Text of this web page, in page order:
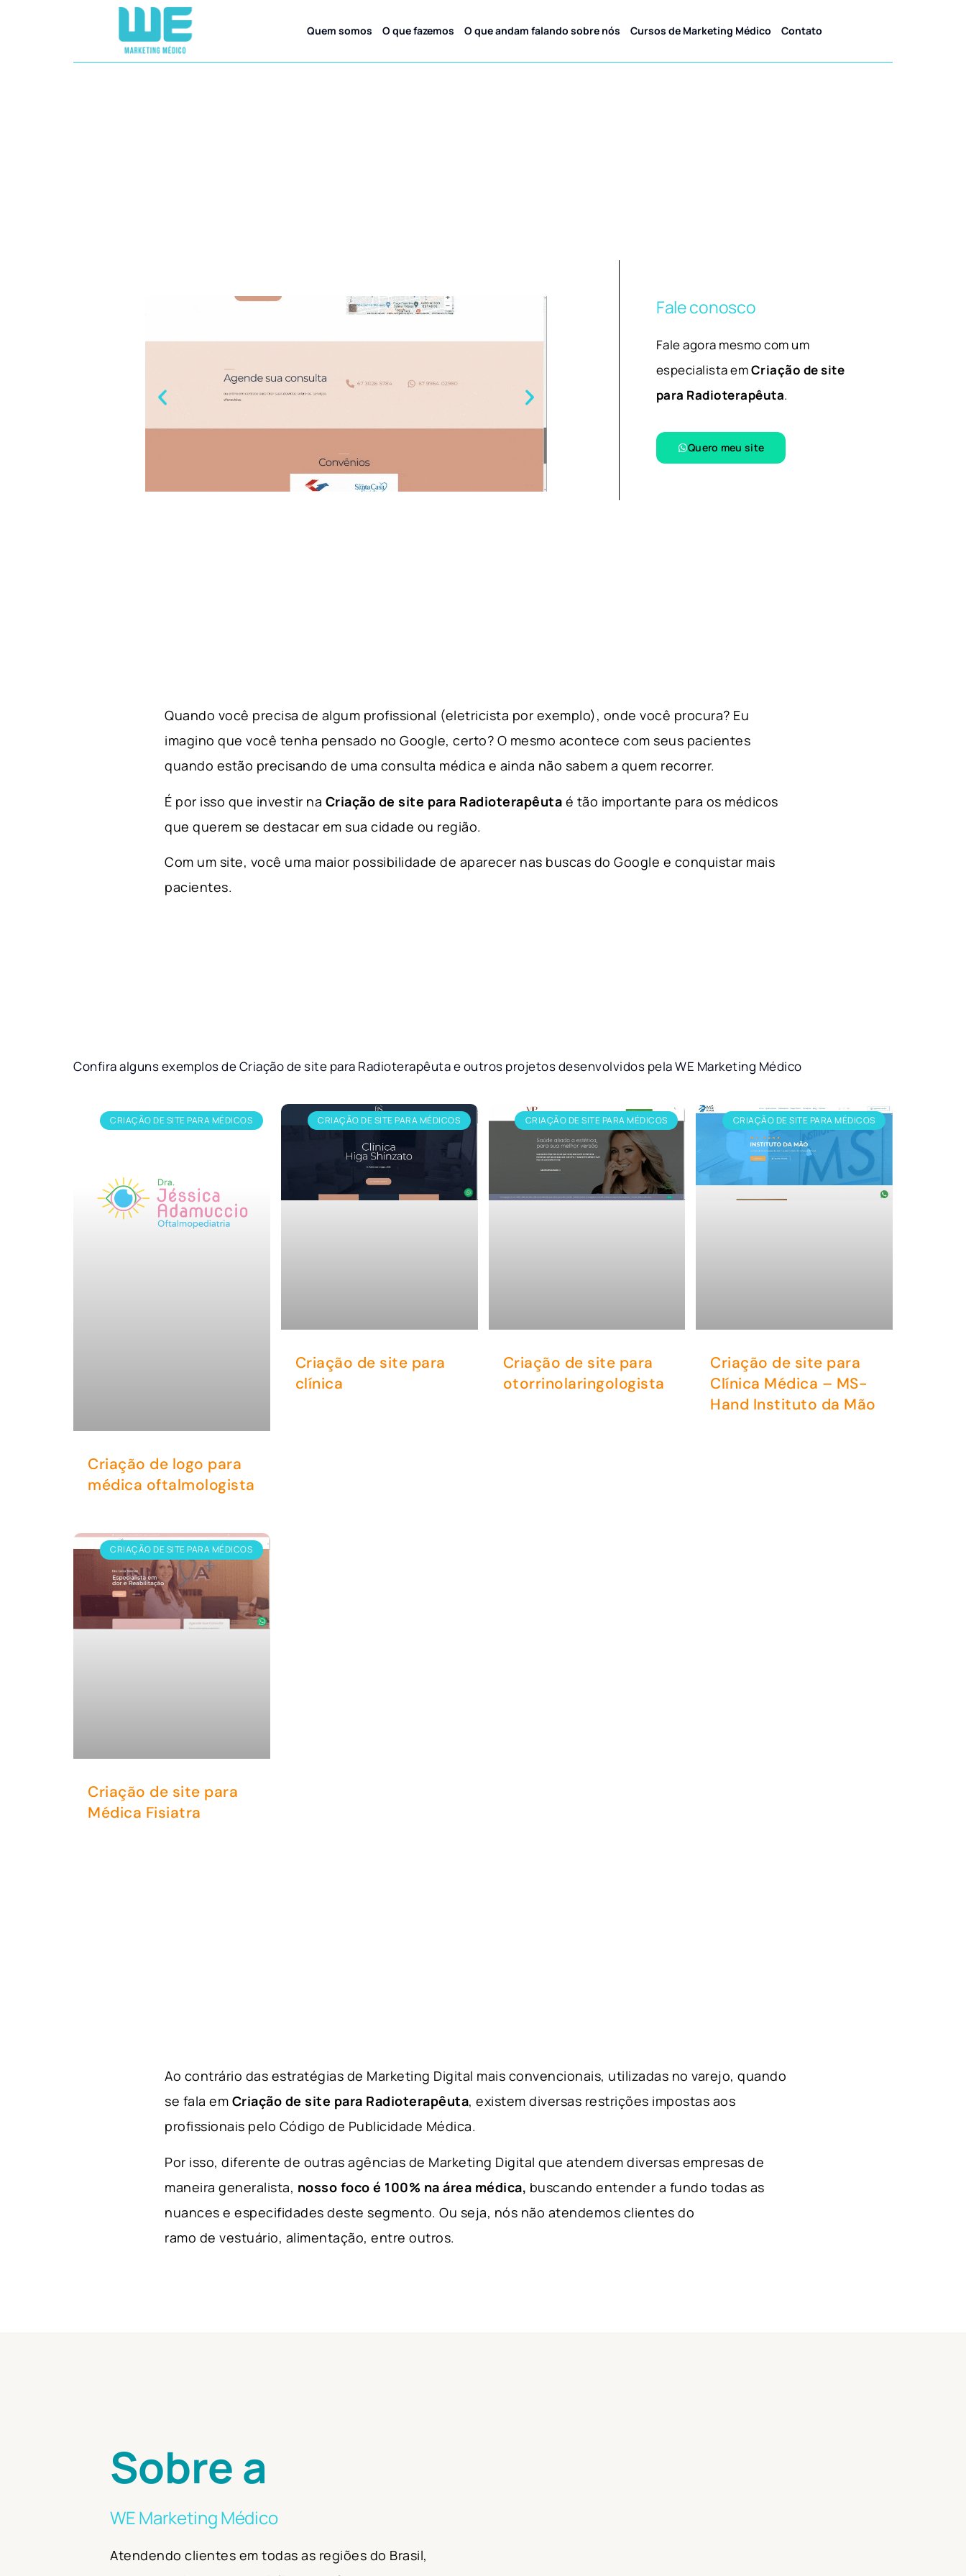
Quem somos O que fazemos O que andam falando sobre nós Cursos de Marketing Médico Contato
Fale conosco
Fale agora mesmo com um
especialista emCriação de site
para Radioterapêuta.
Quero meu site
Quando você precisa de algum profissional (eletricista por exemplo), onde você procura? Eu
imagino que você tenha pensado no Google, certo? O mesmo acontece com seus pacientes
quando estão precisando de uma consulta médica e ainda não sabem a quem recorrer.
É por isso que investir na Criação de site para Radioterapêuta é tão importante para os médicos
que querem se destacar em sua cidade ou região.
Com um site, você uma maior possibilidade de aparecer nas buscas do Google e conquistar mais
pacientes.
Confira alguns exemplos de Criação de site para Radioterapêuta e outros projetos desenvolvidos pela WE Marketing Médico
CRIAÇÃO DE SITE PARA MÉDICOS
Criação de logo para
médica oftalmologista
CRIAÇÃO DE SITE PARA MÉDICOS
Criação de site para
clínica
CRIAÇÃO DE SITE PARA MÉDICOS
Criação de site para
otorrinolaringologista
CRIAÇÃO DE SITE PARA MÉDICOS
Criação de site para
Clínica Médica – MS-
Hand Instituto da Mão
CRIAÇÃO DE SITE PARA MÉDICOS
Criação de site para
Médica Fisiatra
Ao contrário das estratégias de Marketing Digital mais convencionais, utilizadas no varejo, quando
se fala em Criação de site para Radioterapêuta, existem diversas restrições impostas aos
profissionais pelo Código de Publicidade Médica.
Por isso, diferente de outras agências de Marketing Digital que atendem diversas empresas de
maneira generalista, nosso foco é 100% na área médica, buscando entender a fundo todas as
nuances e especifidades deste segmento. Ou seja, nós não atendemos clientes do
ramo de vestuário, alimentação, entre outros.
Sobre a
WE Marketing Médico
Atendendo clientes em todas as regiões do Brasil,